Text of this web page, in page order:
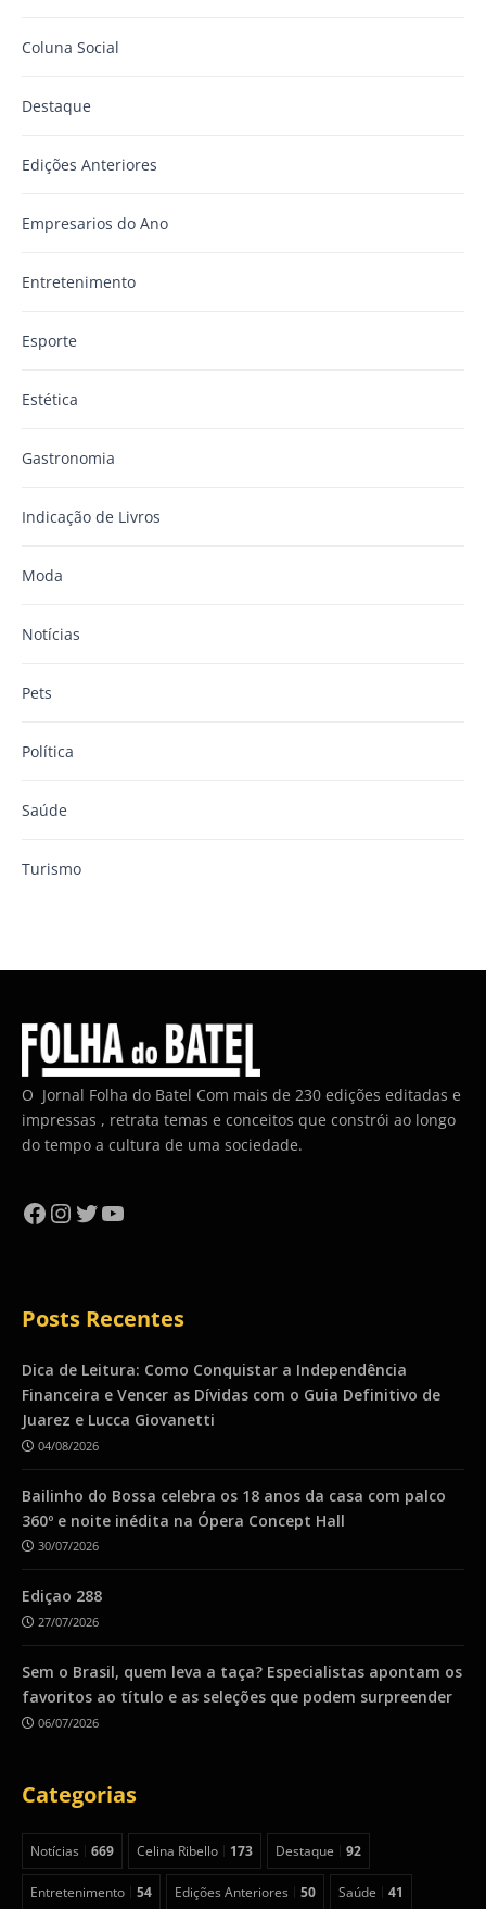
Coluna Social
Destaque
Edições Anteriores
Empresarios do Ano
Entretenimento
Esporte
Estética
Gastronomia
Indicação de Livros
Moda
Notícias
Pets
Política
Saúde
Turismo
O Jornal Folha do Batel Com mais de 230 edições editadas e
impressas , retrata temas e conceitos que constrói ao longo
do tempo a cultura de uma sociedade.
Facebook
Instagram
Twitter
YouTube
Posts Recentes
Dica de Leitura: Como Conquistar a Independência
Financeira e Vencer as Dívidas com o Guia Definitivo de
Juarez e Lucca Giovanetti
04/08/2026
Bailinho do Bossa celebra os 18 anos da casa com palco
360º e noite inédita na Ópera Concept Hall
30/07/2026
Ediçao 288
27/07/2026
Sem o Brasil, quem leva a taça? Especialistas apontam os
favoritos ao título e as seleções que podem surpreender
06/07/2026
Categorias
Notícias 669 Celina Ribello 173 Destaque 92
Entretenimento 54 Edições Anteriores 50 Saúde 41